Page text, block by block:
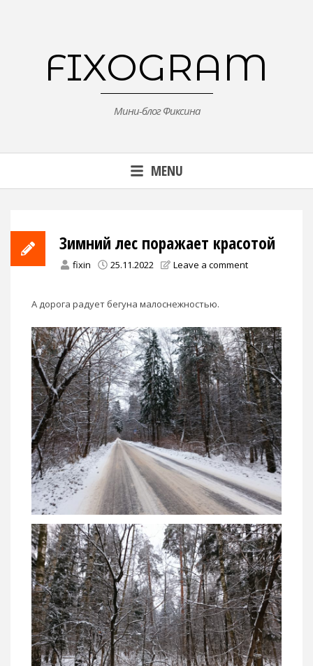
FIXOGRAM
Мини-блог Фиксина
MENU
Зимний лес поражает красотой
fixin 25.11.2022 Leave a comment
А дорога радует бегуна малоснежностью.